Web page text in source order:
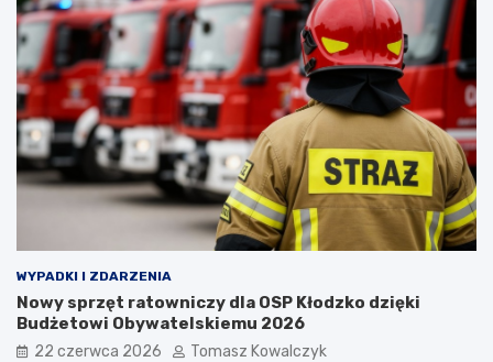
WYPADKI I ZDARZENIA
Nowy sprzęt ratowniczy dla OSP Kłodzko dzięki
Budżetowi Obywatelskiemu 2026
22 czerwca 2026 Tomasz Kowalczyk